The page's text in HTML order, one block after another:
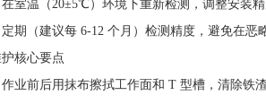
室温（20±5℃）环境下重新检测，调整安装精
期（建议每 6-12 个月）检测精度，避免在恶
护核心要点
业前后用抹布擦拭工作面和 T 型槽，清除铁